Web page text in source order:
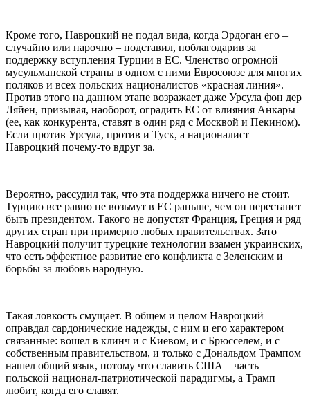
Кроме того, Навроцкий не подал вида, когда Эрдоган его –
случайно или нарочно – подставил, поблагодарив за
поддержку вступления Турции в ЕС. Членство огромной
мусульманской страны в одном с ними Евросоюзе для многих
поляков и всех польских националистов «красная линия».
Против этого на данном этапе возражает даже Урсула фон дер
Ляйен, призывая, наоборот, оградить ЕС от влияния Анкары
(ее, как конкурента, ставят в один ряд с Москвой и Пекином).
Если против Урсула, против и Туск, а националист
Навроцкий почему-то вдруг за.
Вероятно, рассудил так, что эта поддержка ничего не стоит.
Турцию все равно не возьмут в ЕС раньше, чем он перестанет
быть президентом. Такого не допустят Франция, Греция и ряд
других стран при примерно любых правительствах. Зато
Навроцкий получит турецкие технологии взамен украинских,
что есть эффектное развитие его конфликта с Зеленским и
борьбы за любовь народную.
Такая ловкость смущает. В общем и целом Навроцкий
оправдал сардонические надежды, с ним и его характером
связанные: вошел в клинч и с Киевом, и с Брюсселем, и с
собственным правительством, и только с Дональдом Трампом
нашел общий язык, потому что славить США – часть
польской национал-патриотической парадигмы, а Трамп
любит, когда его славят.